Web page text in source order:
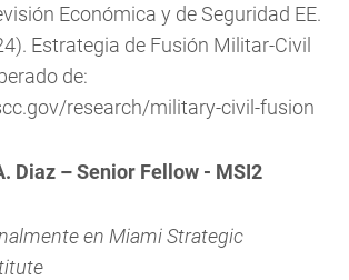
Económica y de Seguridad EE.
Estrategia de Fusión Militar-Civil
de:
research/military-civil-fusion
Diaz – Senior Fellow - MSI2
en Miami Strategic